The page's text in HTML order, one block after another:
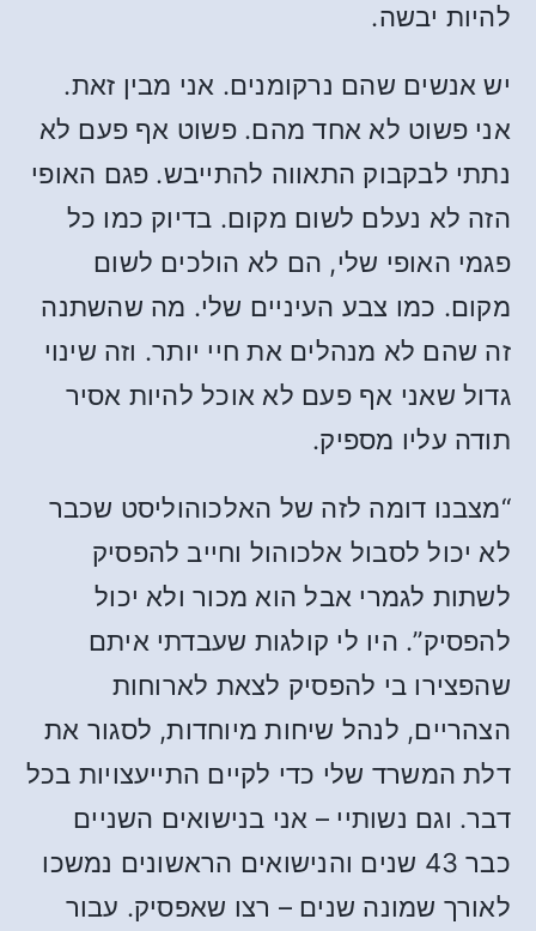
להיות יבשה.
יש אנשים שהם נרקומנים. אני מבין זאת.
אני פשוט לא אחד מהם. פשוט אף פעם לא
נתתי לבקבוק התאווה להתייבש. פגם האופי
הזה לא נעלם לשום מקום. בדיוק כמו כל
פגמי האופי שלי, הם לא הולכים לשום
מקום. כמו צבע העיניים שלי. מה שהשתנה
זה שהם לא מנהלים את חיי יותר. וזה שינוי
גדול שאני אף פעם לא אוכל להיות אסיר
תודה עליו מספיק.
“מצבנו דומה לזה של האלכוהוליסט שכבר
לא יכול לסבול אלכוהול וחייב להפסיק
לשתות לגמרי אבל הוא מכור ולא יכול
להפסיק”. היו לי קולגות שעבדתי איתם
שהפצירו בי להפסיק לצאת לארוחות
הצהריים, לנהל שיחות מיוחדות, לסגור את
דלת המשרד שלי כדי לקיים התייעצויות בכל
דבר. וגם נשותיי – אני בנישואים השניים
כבר 43 שנים והנישואים הראשונים נמשכו
לאורך שמונה שנים – רצו שאפסיק. עבור